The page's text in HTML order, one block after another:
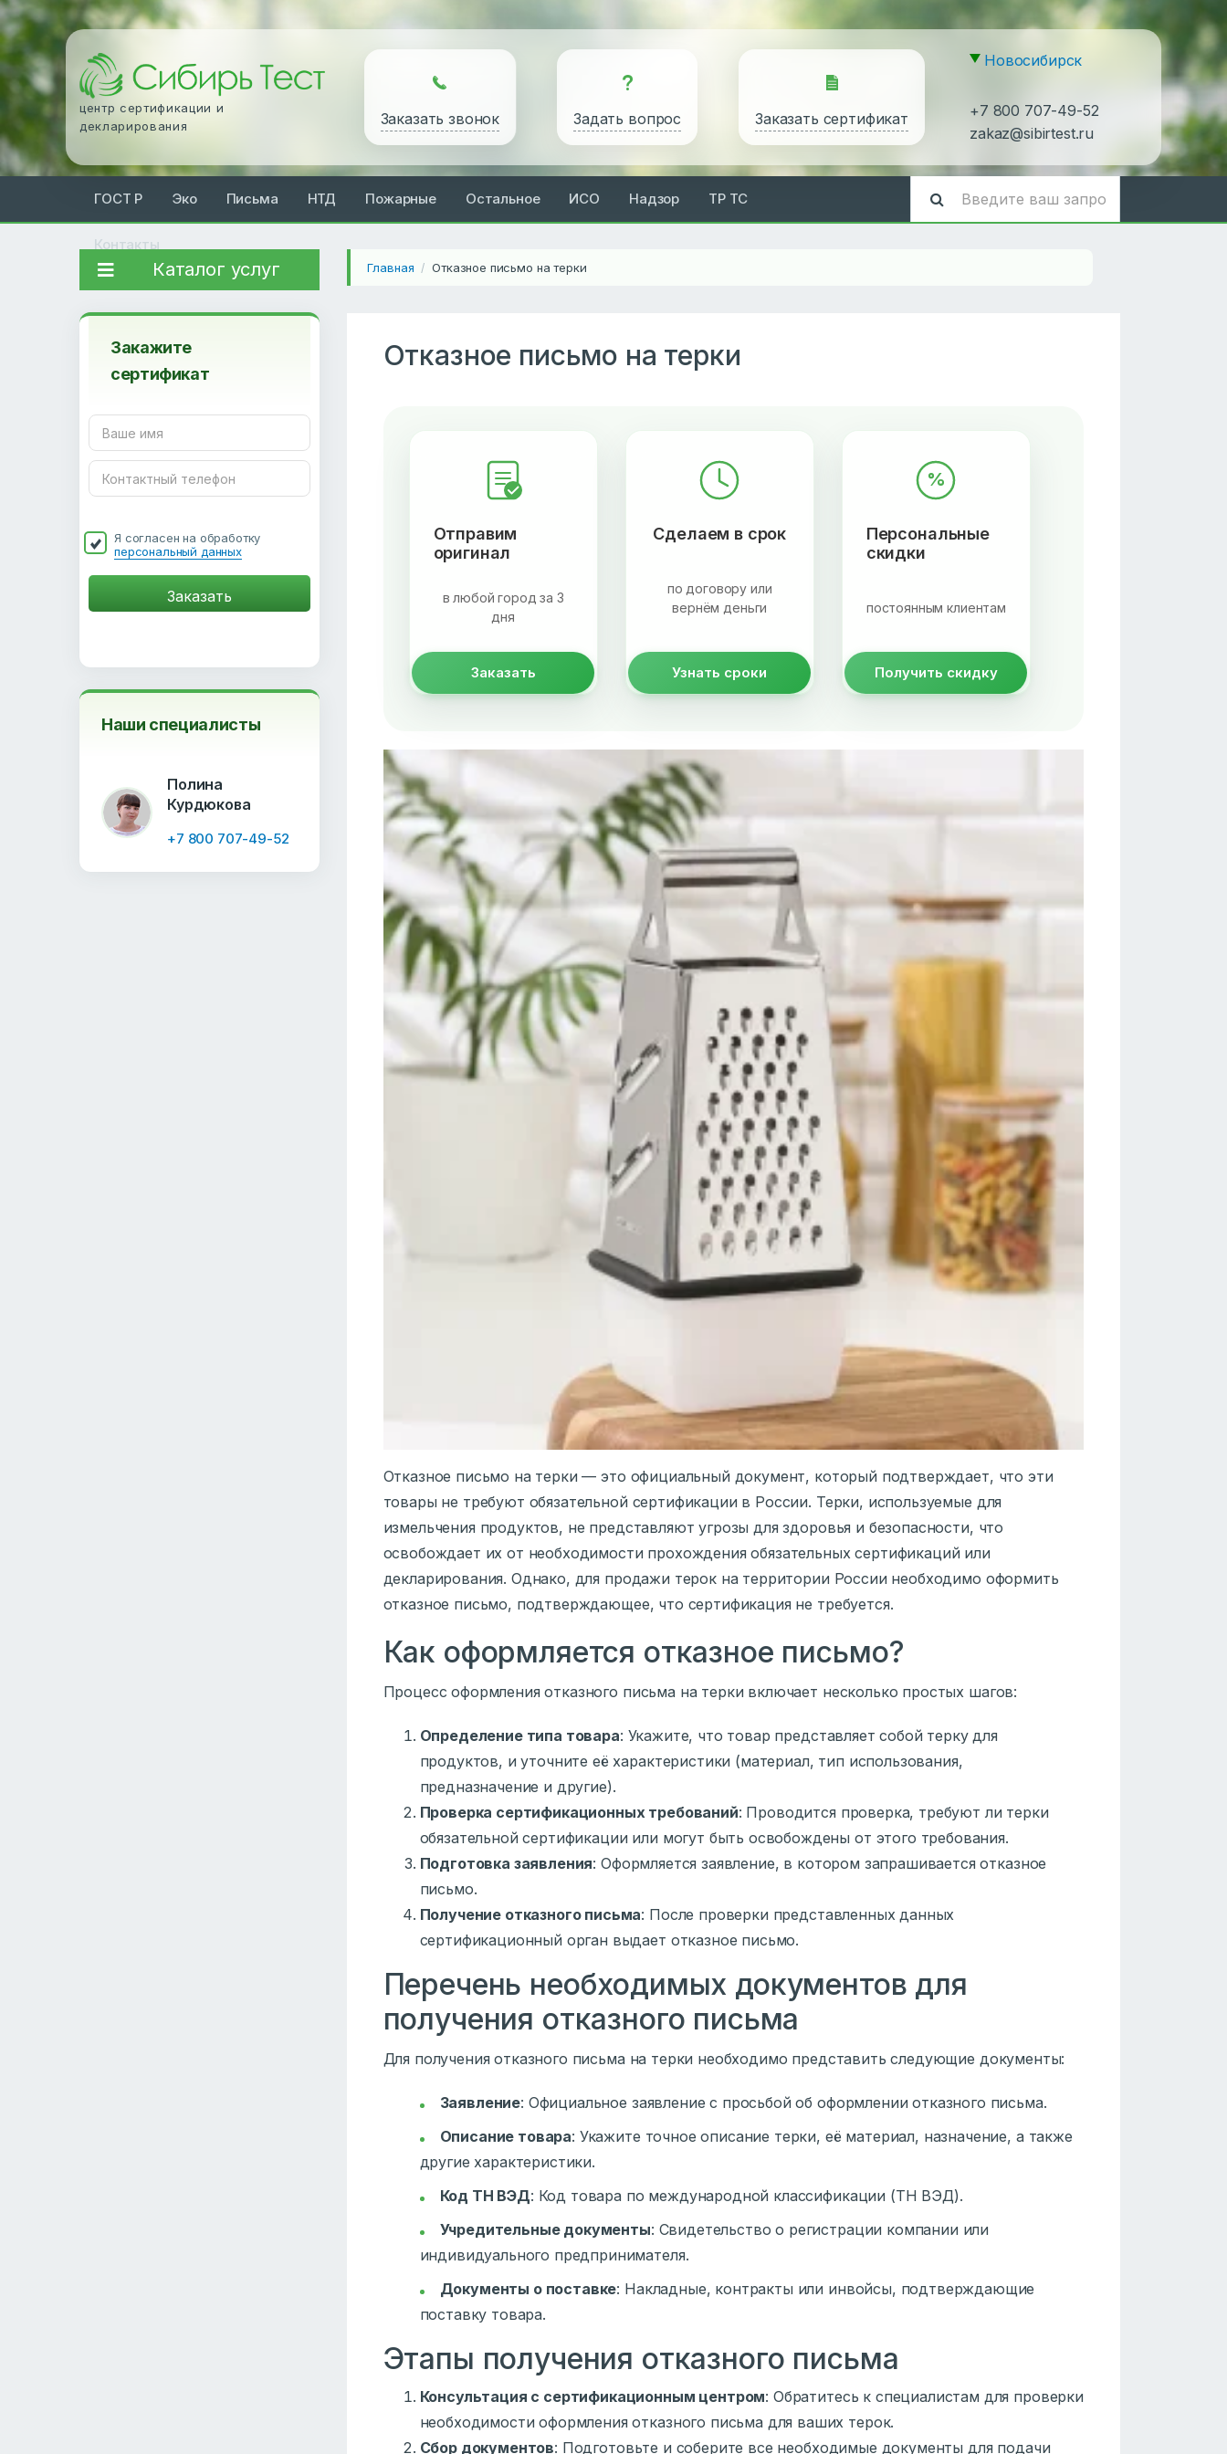
центр сертификации и
декларирования
Заказать звонок Задать вопрос Заказать сертификат
Новосибирск
+7 800 707-49-52
zakaz@sibirtest.ru
ГОСТ Р Эко Письма НТД Пожарные Остальное ИСО Надзор ТР ТС
Контакты
Каталог услуг
Закажите
сертификат
Я согласен на обработку
персональный данных
Наши специалисты
Полина
Курдюкова
+7 800 707-49-52
Главная / Отказное письмо на терки
Отказное письмо на терки
Отправим
оригинал
в любой город за 3
дня
Заказать
Сделаем в срок
по договору или
вернём деньги
Узнать сроки
%
Персональные
скидки
постоянным клиентам
Получить скидку
Отказное письмо на терки — это официальный документ, который подтверждает, что эти
товары не требуют обязательной сертификации в России. Терки, используемые для
измельчения продуктов, не представляют угрозы для здоровья и безопасности, что
освобождает их от необходимости прохождения обязательных сертификаций или
декларирования. Однако, для продажи терок на территории России необходимо оформить
отказное письмо, подтверждающее, что сертификация не требуется.
Как оформляется отказное письмо?
Процесс оформления отказного письма на терки включает несколько простых шагов:
Определение типа товара: Укажите, что товар представляет собой терку для
продуктов, и уточните её характеристики (материал, тип использования,
предназначение и другие).
Проверка сертификационных требований: Проводится проверка, требуют ли терки
обязательной сертификации или могут быть освобождены от этого требования.
Подготовка заявления: Оформляется заявление, в котором запрашивается отказное
письмо.
Получение отказного письма: После проверки представленных данных
сертификационный орган выдает отказное письмо.
Перечень необходимых документов для
получения отказного письма
Для получения отказного письма на терки необходимо представить следующие документы:
Заявление: Официальное заявление с просьбой об оформлении отказного письма.
Описание товара: Укажите точное описание терки, её материал, назначение, а также
другие характеристики.
Код ТН ВЭД: Код товара по международной классификации (ТН ВЭД).
Учредительные документы: Свидетельство о регистрации компании или
индивидуального предпринимателя.
Документы о поставке: Накладные, контракты или инвойсы, подтверждающие
поставку товара.
Этапы получения отказного письма
Консультация с сертификационным центром: Обратитесь к специалистам для проверки
необходимости оформления отказного письма для ваших терок.
Сбор документов: Подготовьте и соберите все необходимые документы для подачи